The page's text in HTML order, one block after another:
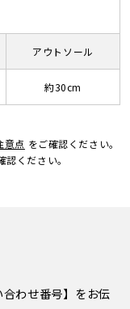
アウトソール
約30cm
意点 をご確認ください。
認ください。
わせ番号】をお伝